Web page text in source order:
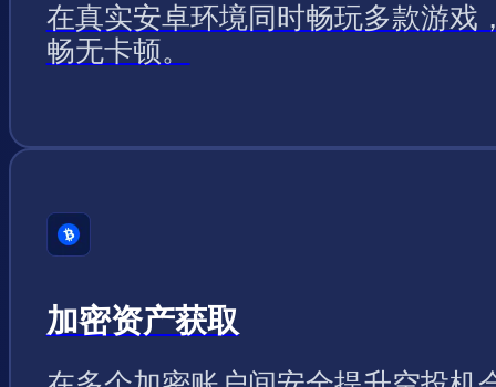
在真实安卓环境同时畅玩多款游戏
畅无卡顿。
加密资产获取